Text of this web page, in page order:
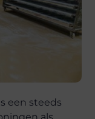
een steeds